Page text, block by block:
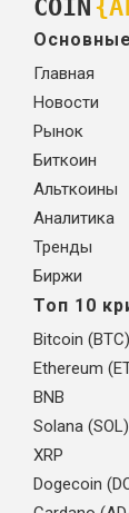
COIN
Главная
Новости
Рынок
Биткоин
Альткоины
Аналитика
Тренды
Биржи
Топ 10
Bitcoin (BTC)
Ethereum
BNB
Solana (SOL)
XRP
Dogecoin